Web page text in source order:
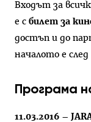
Входът за
е с билет за
достъп и до
началото е след
Програма
11.03.2016 –